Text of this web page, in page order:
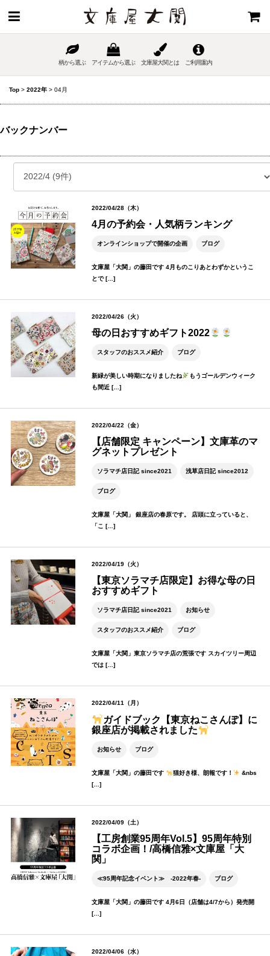
柄から選ぶ アイテムから選ぶ 文庫屋大関とは ご利用案内
Top > 2022年 > 04月
バックナンバー
2022/04/28（木）
4月の予約会・人気柄ランキング
オンラインショップで開催の企画 ブログ
文庫屋「大関」の藤田です 4月ものこりあとわずかというこ
とで […]
2022/04/26（火）
母の日おすすめギフト2022
スタッフのおススメ紹介 ブログ
新緑が美しい時期になりましたね
もうゴールデンウィーク
も間近 […]
2022/04/22（金）
【店舗限定 キャンペーン】文庫革のマ
グネットプレゼント
ソラマチ店日記 since2021 浅草店日記 since2012
ブログ
文庫屋「大関」 銀座店の春原です。 店頭に立っていると、
「こ […]
2022/04/19（火）
【東京ソラマチ店限定】お得な母の日
おすすめギフト
ソラマチ店日記 since2021 お知らせ
スタッフのおススメ紹介 ブログ
文庫屋「大関」東京ソラマチ店の荒張です スカイツリー周辺
では […]
2022/04/11（月）
ガイドブック【東京ねこさんぽ】に
銀座店が掲載されました
お知らせ ブログ
文庫屋「大関」の藤田です 猫好き様、朗報です！
&nbs
[…]
2022/04/09（土）
【工房創業95周年Vol.5】95周年特別
コラボ企画！/高橋信雅×文庫屋「大
関」
≪95周年記念イベント≫ -2022年春- ブログ
文庫屋「大関」の藤田です 4月6日（店舗は4/7から）発売開
[…]
2022/04/06（水）